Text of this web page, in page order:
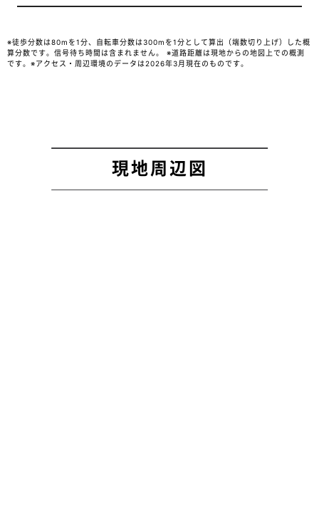
※徒歩分数は80mを1分、自転車分数は300mを1分として算出（端数切り上げ）した概
算分数です。信号待ち時間は含まれません。 ※道路距離は現地からの地図上での概測
です。※アクセス・周辺環境のデータは2026年3月現在のものです。
現地周辺図